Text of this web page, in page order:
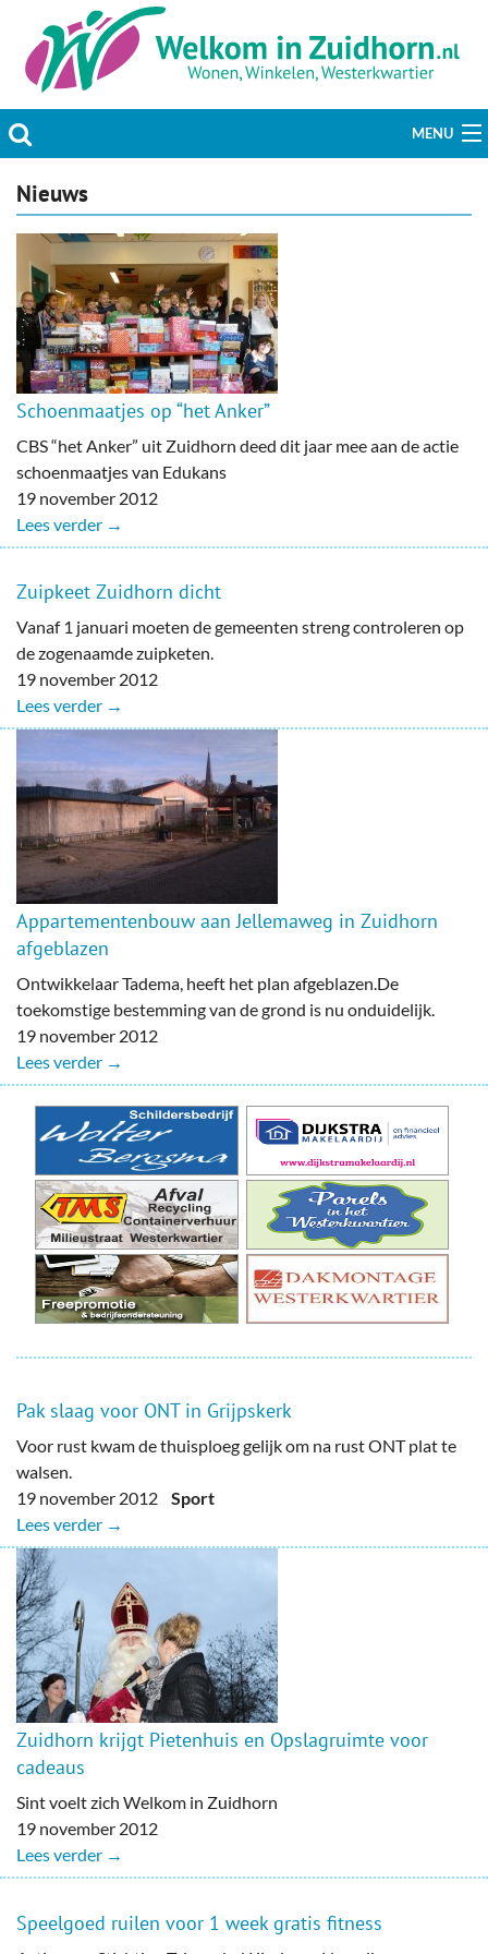
MENU
Actueel
Hobby & Vrije tijd
Welzijn & Maatschappij
Bedrijven
Prikbord & Aanbiedingen
Plaats bericht
Nieuws
Schoenmaatjes op “het Anker”
CBS “het Anker” uit Zuidhorn deed dit jaar mee aan de actie
schoenmaatjes van Edukans
19 november 2012
Lees verder →
Zuipkeet Zuidhorn dicht
Vanaf 1 januari moeten de gemeenten streng controleren op
de zogenaamde zuipketen.
19 november 2012
Lees verder →
Appartementenbouw aan Jellemaweg in Zuidhorn
afgeblazen
Ontwikkelaar Tadema, heeft het plan afgeblazen.De
toekomstige bestemming van de grond is nu onduidelijk.
19 november 2012
Lees verder →
Pak slaag voor ONT in Grijpskerk
Voor rust kwam de thuisploeg gelijk om na rust ONT plat te
walsen.
19 november 2012 Sport
Lees verder →
Zuidhorn krijgt Pietenhuis en Opslagruimte voor
cadeaus
Sint voelt zich Welkom in Zuidhorn
19 november 2012
Lees verder →
Speelgoed ruilen voor 1 week gratis fitness